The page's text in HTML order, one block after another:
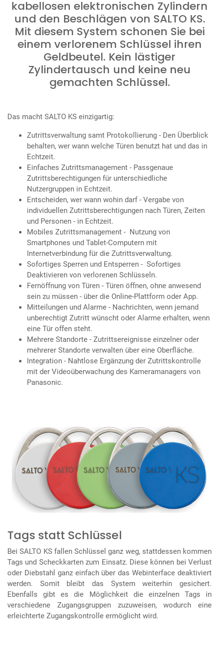
kabellosen elektronischen Zylindern
und den Beschlägen von SALTO KS.
Mit diesem System schonen Sie bei
einem verlorenem Schlüssel ihren
Geldbeutel. Kein lästiger
Zylindertausch und keine neu
gemachten Schlüssel.
Das macht SALTO KS einzigartig:
Zutrittsverwaltung samt Protokollierung - Den Überblick
behalten, wer wann welche Türen benutzt hat und das in
Echtzeit.
Einfaches Zutrittsmanagement - Passgenaue
Zutrittsberechtigungen für unterschiedliche
Nutzergruppen in Echtzeit.
Entscheiden, wer wann wohin darf - Vergabe von
individuellen Zutrittsberechtigungen nach Türen, Zeiten
und Personen - in Echtzeit.
Mobiles Zutrittsmanagement - Nutzung von
Smartphones und Tablet-Computern mit
Internetverbindung für die Zutrittsverwaltung.
Sofortiges Sperren und Entsperren - Sofortiges
Deaktivieren von verlorenen Schlüsseln.
Fernöffnung von Türen - Türen öffnen, ohne anwesend
sein zu müssen - über die Online-Plattform oder App.
Mitteilungen und Alarme - Nachrichten, wenn jemand
unberechtigt Zutritt wünscht oder Alarme erhalten, wenn
eine Tür offen steht.
Mehrere Standorte - Zutrittsereignisse einzelner oder
mehrerer Standorte verwalten über eine Oberfläche.
Integration - Nahtlose Ergänzung der Zutrittskontrolle
mit der Videoüberwachung des Kameramanagers von
Panasonic.
Tags statt Schlüssel
Bei SALTO KS fallen Schlüssel ganz weg, stattdessen kommen
Tags und Scheckkarten zum Einsatz. Diese können bei Verlust
oder Diebstahl ganz einfach über das Webinterface deaktiviert
werden. Somit bleibt das System weiterhin gesichert.
Ebenfalls gibt es die Möglichkeit die einzelnen Tags in
verschiedene Zugangsgruppen zuzuweisen, wodurch eine
erleichterte Zugangskontrolle ermöglicht wird.